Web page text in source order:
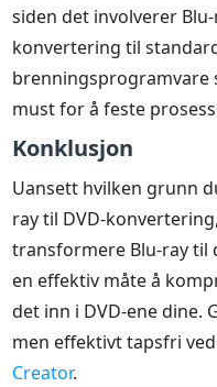
siden det involverer
konvertering til
brenningsprogramvare
must for å feste
Konklusjon
Uansett hvilken grunn
ray til DVD-
transformere Blu-ray til
en effektiv måte å
det inn i DVD-ene dine.
men effektivt tapsfri
Creator.